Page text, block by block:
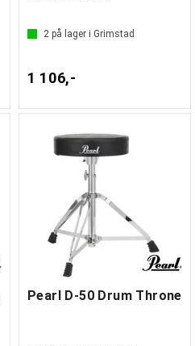
2 på lager i Grimstad
1 106,-
Pearl D-50 Drum Throne